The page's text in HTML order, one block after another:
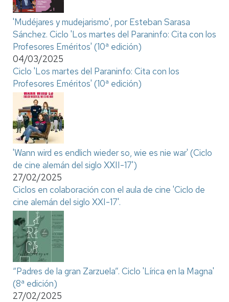
'Mudéjares y mudejarismo', por Esteban Sarasa
Sánchez. Ciclo 'Los martes del Paraninfo: Cita con los
Profesores Eméritos' (10ª edición)
04/03/2025
Ciclo 'Los martes del Paraninfo: Cita con los
Profesores Eméritos' (10ª edición)
'Wann wird es endlich wieder so, wie es nie war' (Ciclo
de cine alemán del siglo XXII-17')
27/02/2025
Ciclos en colaboración con el aula de cine 'Ciclo de
cine alemán del siglo XXI-17'.
“Padres de la gran Zarzuela”. Ciclo 'Lírica en la Magna'
(8ª edición)
27/02/2025